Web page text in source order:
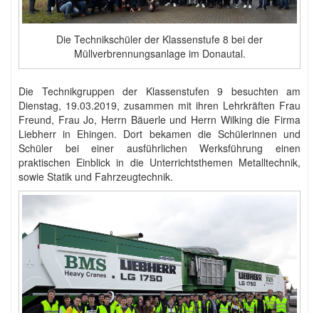
Die Technikschüler der Klassenstufe 8 bei der
Müllverbrennungsanlage im Donautal.
Die Technikgruppen der Klassenstufen 9 besuchten am
Dienstag, 19.03.2019, zusammen mit ihren Lehrkräften Frau
Freund, Frau Jo, Herrn Bäuerle und Herrn Wilking die Firma
Liebherr in Ehingen. Dort bekamen die Schülerinnen und
Schüler bei einer ausführlichen Werksführung einen
praktischen Einblick in die Unterrichtsthemen Metalltechnik,
sowie Statik und Fahrzeugtechnik.